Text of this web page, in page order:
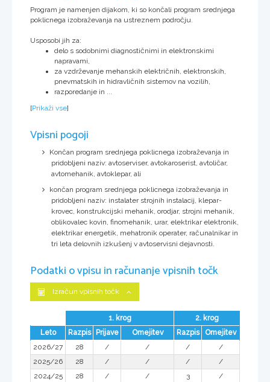
Program je namenjen dijakom, ki so končali program srednjega
poklicnega izobraževanja na ustreznem področju.
Usposobi jih za:
delo s sodobnimi diagnostičnimi in elektronskimi
napravami,
za vzdrževanje mehanskih električnih, elektronskih,
pnevmatskih in hidravličnih sistemov na vozilih,
razporedanje in ...
[Prikaži vse]
Vpisni pogoji
Končan program srednjega poklicnega izobraževanja in
pridobljeni naziv: avtoserviser, avtokaroserist, avtoličar,
avtomehanik, avtoklepar, ali
končan program srednjega poklicnega izobraževanja in
pridobljeni naziv: instalater strojnih instalacij, klepar-
krovec, konstrukcijski mehanik, orodjar, strojni mehanik,
oblikovalec kovin, finomehanik, urar, elektrikar elektronik,
elektrikar energetik, mehatronik operater, računalnikar in
tri leta delovnih izkušenj v avtoservisni dejavnosti.
Podatki o vpisu in računanje vpisnih točk
Izračun vpisnih točk
1. krog
2. krog
Leto
Razpis Prijave Omejitev Razpis
Omejitev
2026/27
28 / / /
/
2025/26
28 / / /
/
2024/25
28 / / 3
/